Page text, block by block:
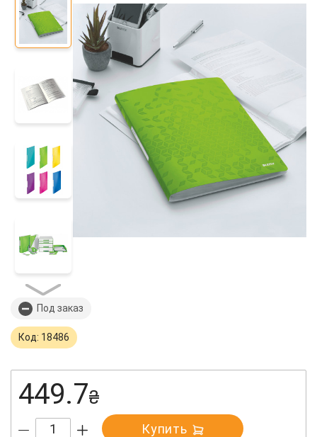
Под заказ
Код: 18486
449.7₴
Купить